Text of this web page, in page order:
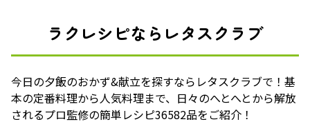
ラクレシピならレタスクラブ
今日の夕飯のおかず&献立を探すならレタスクラブで！基
本の定番料理から人気料理まで、日々のへとへとから解放
されるプロ監修の簡単レシピ36582品をご紹介！